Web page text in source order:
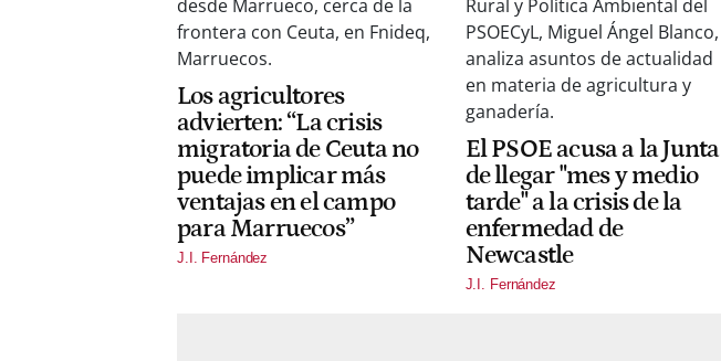
Los agricultores
advierten: “La crisis
migratoria de Ceuta no
puede implicar más
ventajas en el campo
para Marruecos”
J.I. Fernández
El PSOE acusa a la Junta
de llegar "mes y medio
tarde" a la crisis de la
enfermedad de
Newcastle
J.I. Fernández